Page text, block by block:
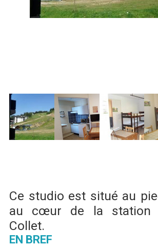
Ce studio est situé au
au cœur de la station
Collet.
EN BREF